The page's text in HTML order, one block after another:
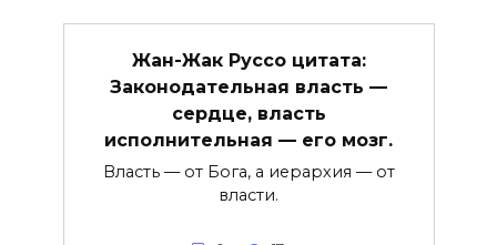
Жан-Жак Руссо цитата:
Законодательная власть —
сердце, власть
исполнительная — его мозг.
Власть — от Бога, а иерархия — от
власти.